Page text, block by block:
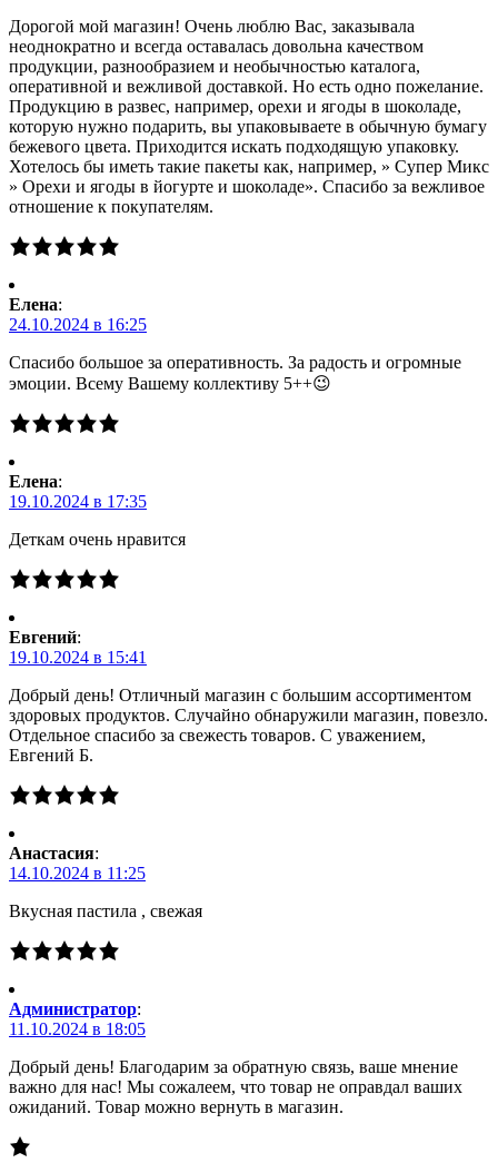
Дорогой мой магазин! Очень люблю Вас, заказывала
неоднократно и всегда оставалась довольна качеством
продукции, разнообразием и необычностью каталога,
оперативной и вежливой доставкой. Но есть одно пожелание.
Продукцию в развес, например, орехи и ягоды в шоколаде,
которую нужно подарить, вы упаковываете в обычную бумагу
бежевого цвета. Приходится искать подходящую упаковку.
Хотелось бы иметь такие пакеты как, например, » Супер Микс
» Орехи и ягоды в йогурте и шоколаде». Спасибо за вежливое
отношение к покупателям.
Елена:
24.10.2024 в 16:25
Спасибо большое за оперативность. За радость и огромные
эмоции. Всему Вашему коллективу 5++😉
Елена:
19.10.2024 в 17:35
Деткам очень нравится
Евгений:
19.10.2024 в 15:41
Добрый день! Отличный магазин с большим ассортиментом
здоровых продуктов. Случайно обнаружили магазин, повезло.
Отдельное спасибо за свежесть товаров. С уважением,
Евгений Б.
Анастасия:
14.10.2024 в 11:25
Вкусная пастила , свежая
Администратор:
11.10.2024 в 18:05
Добрый день! Благодарим за обратную связь, ваше мнение
важно для нас! Мы сожалеем, что товар не оправдал ваших
ожиданий. Товар можно вернуть в магазин.